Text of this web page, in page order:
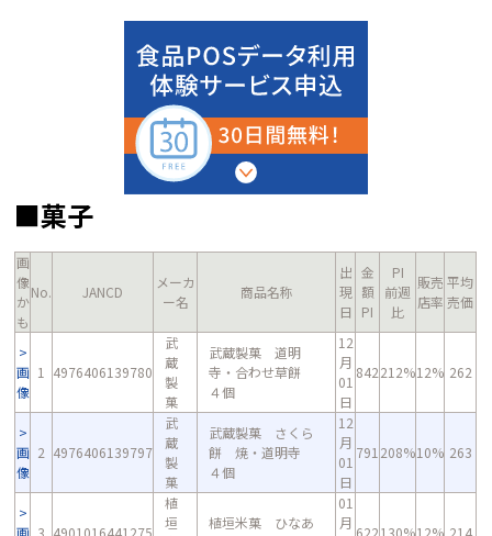
■菓子
画
像
か
も
No. JANCD
メーカ
ー名
商品名称
出
現
日
金
額
PI
PI
前週
比
販売
店率
平均
売価
画
像
1 4976406139780
武
蔵
製
菓
武蔵製菓 道明
寺・合わせ草餅
４個
12
月
01
日
842212%12% 262
画
像
2 4976406139797
武
蔵
製
菓
武蔵製菓 さくら
餅 焼・道明寺
４個
12
月
01
日
791 208%10% 263
画 3 4901016441275
植
垣
植垣米菓 ひなあ
01
月
622130%12% 214